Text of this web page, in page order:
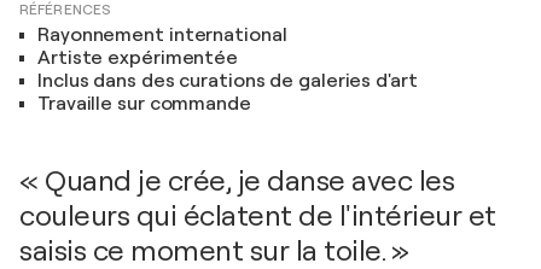
RÉFÉRENCES
Rayonnement international
Artiste expérimentée
Inclus dans des curations de galeries d'art
Travaille sur commande
« Quand je crée, je danse avec les
couleurs qui éclatent de l'intérieur et
saisis ce moment sur la toile. »